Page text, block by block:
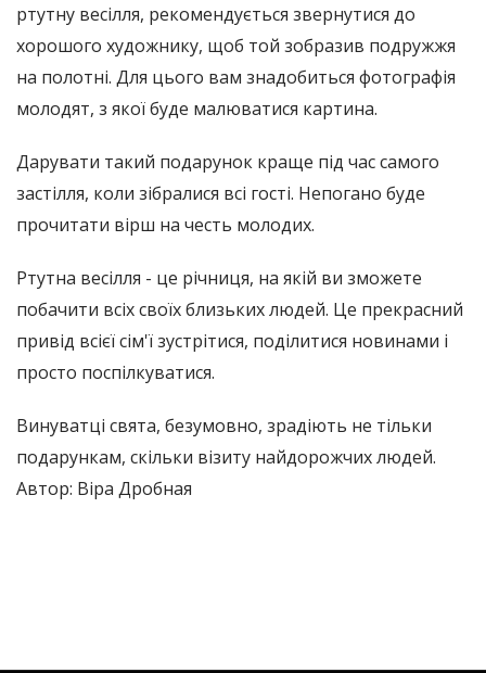
ртутну весілля, рекомендується звернутися до
хорошого художнику, щоб той зобразив подружжя
на полотні. Для цього вам знадобиться фотографія
молодят, з якої буде малюватися картина.
Дарувати такий подарунок краще під час самого
застілля, коли зібралися всі гості. Непогано буде
прочитати вірш на честь молодих.
Ртутна весілля - це річниця, на якій ви зможете
побачити всіх своїх близьких людей. Це прекрасний
привід всієї сім'ї зустрітися, поділитися новинами і
просто поспілкуватися.
Винуватці свята, безумовно, зрадіють не тільки
подарункам, скільки візиту найдорожчих людей.
Автор: Віра Дробная